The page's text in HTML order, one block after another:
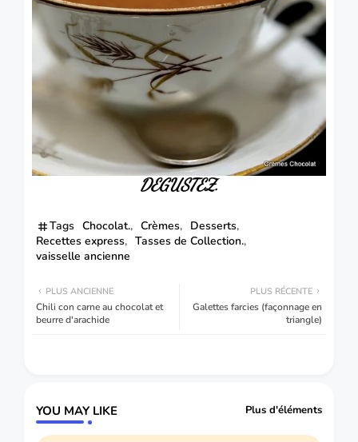
DEGUSTEZ.
Tags Chocolat. Crèmes
Desserts
Recettes express
Tasses de Collection.
vaisselle ancienne
PLUS RÉCENTE
Galettes farcies (façonnage en
triangle)
PLUS ANCIENNE
Chili con carne au chocolat et
beurre d'arachide
YOU MAY LIKE Plus d'éléments